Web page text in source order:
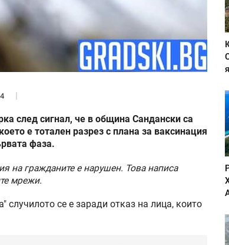
след сигнал, че в община Сандански са
е тотален разрез с плана за ваксинация
фаза.
на гражданите е нарушен. Това написа
мрежи.
се е заради отказ на лица, които